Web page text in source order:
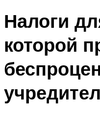
Налоги
которой